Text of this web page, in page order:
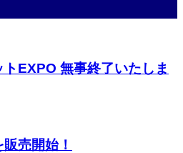
EXPO 無事終了いたしま
売開始！